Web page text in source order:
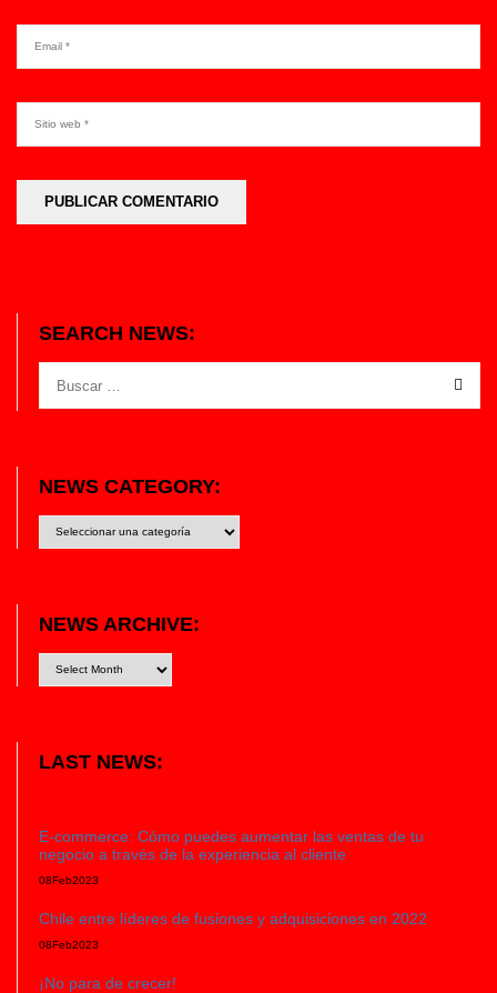
SEARCH NEWS:
NEWS CATEGORY:
category:
NEWS ARCHIVE:
LAST NEWS:
E-commerce: Cómo puedes aumentar las ventas de tu
negocio a través de la experiencia al cliente
08Feb2023
Chile entre líderes de fusiones y adquisiciones en 2022
08Feb2023
¡No para de crecer!